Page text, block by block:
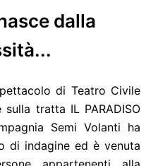
dalla
di Teatro Civile
tratta IL PARADISO
Semi Volanti ha
di indagine ed è venuta